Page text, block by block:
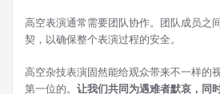
高空表演通常需要团队协作。团队成员之
契，以确保整个表演过程的安全。
高空杂技表演固然能给观众带来不一样的
第一位的。 让我们共同为遇难者默哀，同